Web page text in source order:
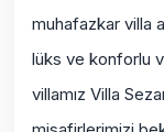
muhafazkar villa
lüks ve konforlu
villamız Villa